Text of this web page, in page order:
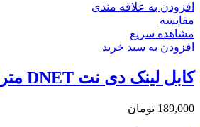
افزودن به علاقه مندی
مقایسه
مشاهده سریع
افزودن به سبد خرید
کابل لینک دی نت DNET متراژ 3 متر
189,000 تومان